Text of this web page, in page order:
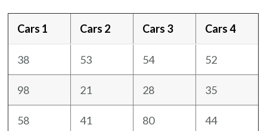
Cars 1 Cars 2 Cars 3 Cars 4
38 53 54 52
98 21 28 35
58 41 80 44